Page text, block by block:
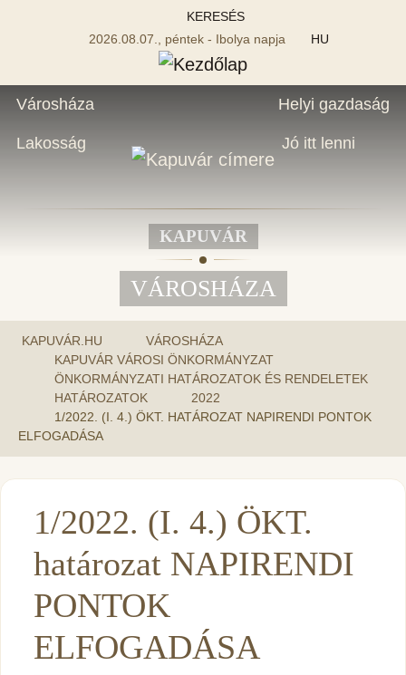
KERESÉS
2026.08.07., péntek - Ibolya napja
HU
Városháza
Lakosság
Helyi gazdaság
Jó itt lenni
KAPUVÁR
VÁROSHÁZA
KAPUVÁR.HU
VÁROSHÁZA
KAPUVÁR VÁROSI ÖNKORMÁNYZAT
ÖNKORMÁNYZATI HATÁROZATOK ÉS RENDELETEK
HATÁROZATOK
2022
1/2022. (I. 4.) ÖKT. HATÁROZAT NAPIRENDI PONTOK
ELFOGADÁSA
1/2022. (I. 4.) ÖKT.
határozat NAPIRENDI
PONTOK
ELFOGADÁSA